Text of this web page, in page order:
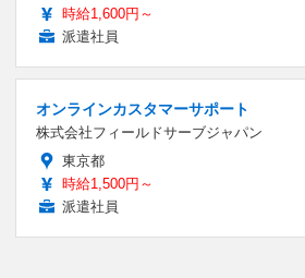
時給1,600円～
派遣社員
オンラインカスタマーサポート
株式会社フィールドサーブジャパン
東京都
時給1,500円～
派遣社員